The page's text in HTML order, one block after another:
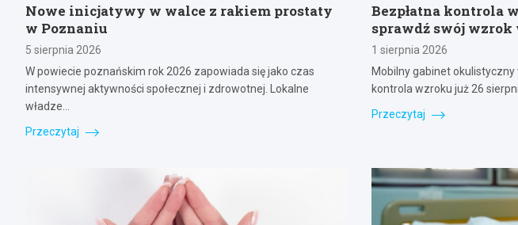
Nowe inicjatywy w walce z rakiem prostaty
w Poznaniu
5 sierpnia 2026
W powiecie poznańskim rok 2026 zapowiada się jako czas
intensywnej aktywności społecznej i zdrowotnej. Lokalne
władze…
Przeczytaj
Bezpłatna kontrola
sprawdź swój wzrok
1 sierpnia 2026
Mobilny gabinet
kontrola wzroku już 26
Przeczytaj